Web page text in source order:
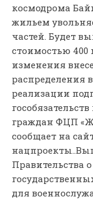
космодрома
жильем
частей. Будет
стоимостью 400
изменения
распределения
реализации
граждан ФЦП
сообщает на
нацпроекты..
Правительства
для